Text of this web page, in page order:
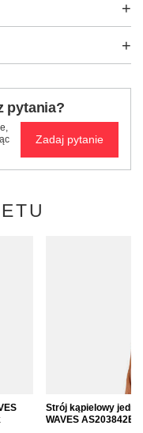
pytania?
Zadaj pytanie
Strój kąpielowy
WAVES